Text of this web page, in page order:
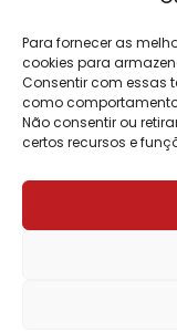
Para fornecer as
cookies para
Consentir com essas
como
Não consentir ou
certos recursos e
© Copyright